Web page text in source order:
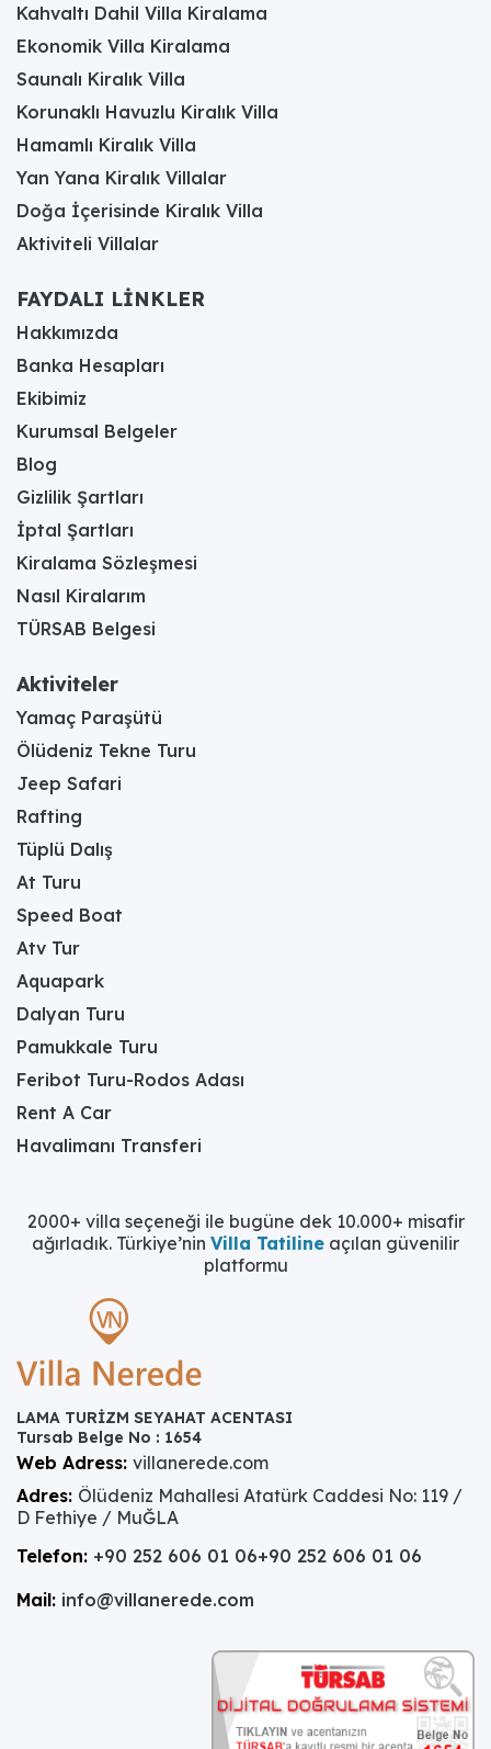
Kahvaltı Dahil Villa Kiralama
Ekonomik Villa Kiralama
Saunalı Kiralık Villa
Korunaklı Havuzlu Kiralık Villa
Hamamlı Kiralık Villa
Yan Yana Kiralık Villalar
Doğa İçerisinde Kiralık Villa
Aktiviteli Villalar
FAYDALI LİNKLER
Hakkımızda
Banka Hesapları
Ekibimiz
Kurumsal Belgeler
Blog
Gizlilik Şartları
İptal Şartları
Kiralama Sözleşmesi
Nasıl Kiralarım
TÜRSAB Belgesi
Aktiviteler
Yamaç Paraşütü
Ölüdeniz Tekne Turu
Jeep Safari
Rafting
Tüplü Dalış
At Turu
Speed Boat
Atv Tur
Aquapark
Dalyan Turu
Pamukkale Turu
Feribot Turu-Rodos Adası
Rent A Car
Havalimanı Transferi
2000+ villa seçeneği ile bugüne dek 10.000+ misafir
ağırladık. Türkiye’nin Villa Tatiline açılan güvenilir
platformu
LAMA TURİZM SEYAHAT ACENTASI
Tursab Belge No : 1654
Web Adress: villanerede.com
Adres: Ölüdeniz Mahallesi Atatürk Caddesi No: 119 /
D Fethiye / MuĞLA
Telefon: +90 252 606 01 06+90 252 606 01 06
Mail: info@villanerede.com